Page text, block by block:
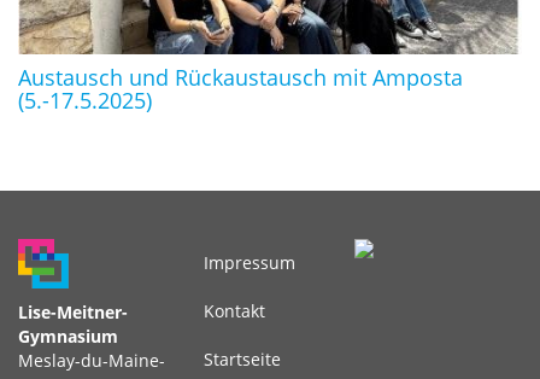
Austausch und Rückaustausch mit Amposta
(5.-17.5.2025)
Lise-Meitner-
Gymnasium
Meslay-du-Maine-
Fußbereichsmenü
Impressum
Kontakt
Startseite